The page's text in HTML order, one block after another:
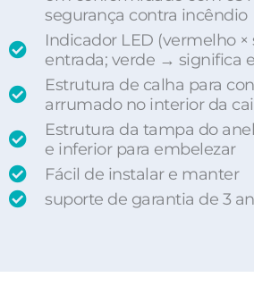
segurança contra incêndio
Indicador LED (vermelho
entrada; verde → significa
Estrutura de calha para
arrumado no interior da
Estrutura da tampa do
e inferior para embelezar
Fácil de instalar e manter
suporte de garantia de 3